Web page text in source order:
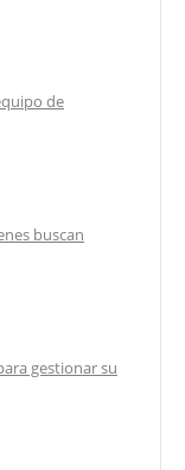
de
buscan
gestionar su